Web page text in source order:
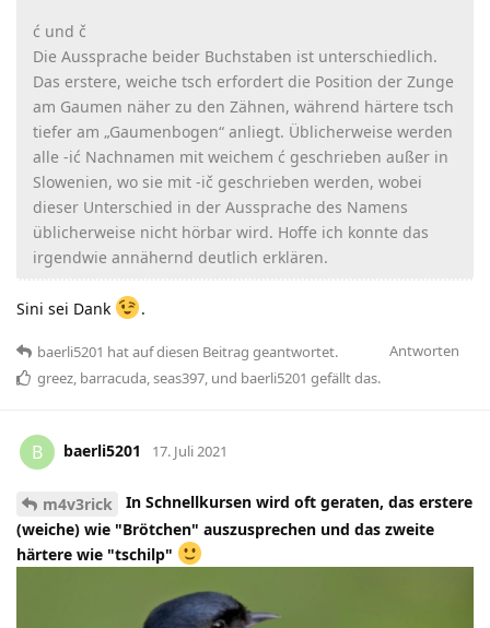
ć und č
Die Aussprache beider Buchstaben ist unterschiedlich.
Das erstere, weiche tsch erfordert die Position der Zunge
am Gaumen näher zu den Zähnen, während härtere tsch
tiefer am „Gaumenbogen“ anliegt. Üblicherweise werden
alle -ić Nachnamen mit weichem ć geschrieben außer in
Slowenien, wo sie mit -ič geschrieben werden, wobei
dieser Unterschied in der Aussprache des Namens
üblicherweise nicht hörbar wird. Hoffe ich konnte das
irgendwie annähernd deutlich erklären.
Sini sei Dank .
Antworten
baerli5201 hatauf diesen Beitrag geantwortet.
greez, barracuda,seas397, und baerli5201 gefällt das.
B baerli5201 17. Juli 2021
m4v3rick
In Schnellkursen wird oft geraten, das erstere
(weiche) wie "Brötchen" auszusprechen und das zweite
härtere wie "tschilp"